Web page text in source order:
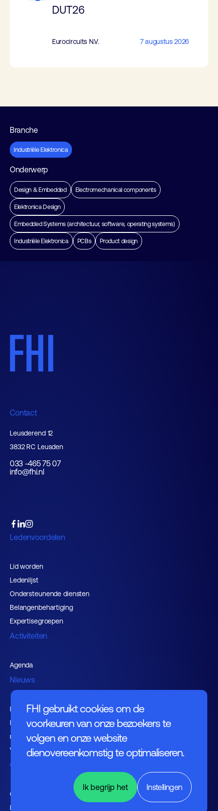
FHI gebruikt cookies om de
voorkeuren van onze bezoekers te
volgen en onze website
dienovereenkomstig te optimaliseren.
Instellingen
Ik begrijp het
Branche
Industriële Elektronica
Onderwerp
Design & Embedded Electromechanical components
Elektronica Design
Embedded Systems (architectuur, software, operating systems)
Industriële Elektronica PCBs Product design
DUT26
Eurocircuits N.V. 7 augustus 2026
Contact
Leusderend 12
3832 RC Leusden
033 -465 75 07
info@fhi.nl
Ledenvoordelen
Lid worden
Ledenlijst
Ondersteunende diensten
Belangenbehartiging
Expertisegroepen
Activiteiten
Agenda
Nieuws
Kennishub
Nieuwsbrieven FHI leden en
relaties
Vacaturebank
Over FHI
Contact
Bestuur